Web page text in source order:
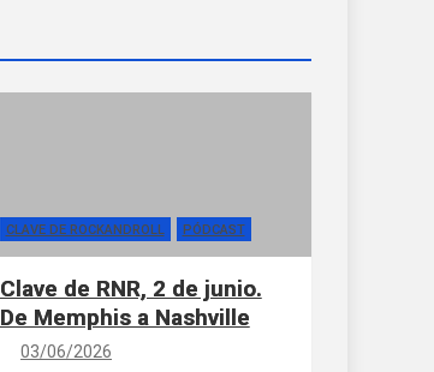
CLAVE DE ROCKANDROLL PÓDCAST
Clave de RNR, 2 de junio.
De Memphis a Nashville
03/06/2026